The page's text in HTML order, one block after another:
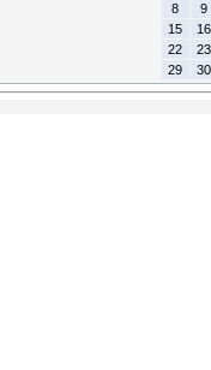
8
9
15
16
22
23
29
30